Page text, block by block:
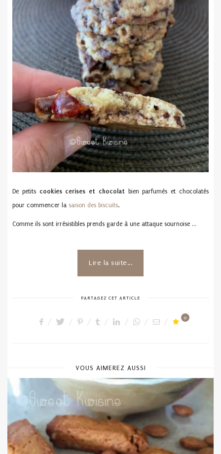
De petits cookies cerises et chocolatbien parfumés et chocolatés
pour commencer la saison des biscuits.
Comme ils sont irrésistibles prends garde à une attaque sournoise …
Lire la suite...
PARTAGEZ CET ARTICLE
0
VOUS AIMEREZ AUSSI